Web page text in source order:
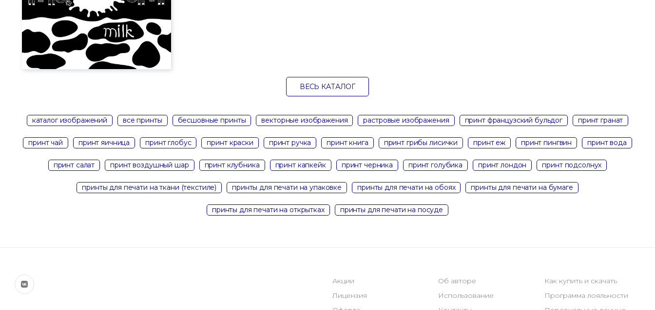
ВЕСЬ КАТАЛОГ
каталог изображений все принты бесшовные принты векторные изображения растровые изображения принт французский бульдог принт гранат
принт чай принт яичница принт глобус принт краски принт ручка принт книга принт грибы лисички принт еж принт пингвин принт вода
принт салат принт воздушный шар принт клубника принт капкейк принт черника принт голубика принт лондон принт подсолнух
принты для печати на ткани (текстиле) принты для печати на упаковке принты для печати на обоях принты для печати на бумаге
принты для печати на открытках принты для печати на посуде
Акции
Лицензия
Об авторе
Использование
Как купить и скачать
Программа лояльности